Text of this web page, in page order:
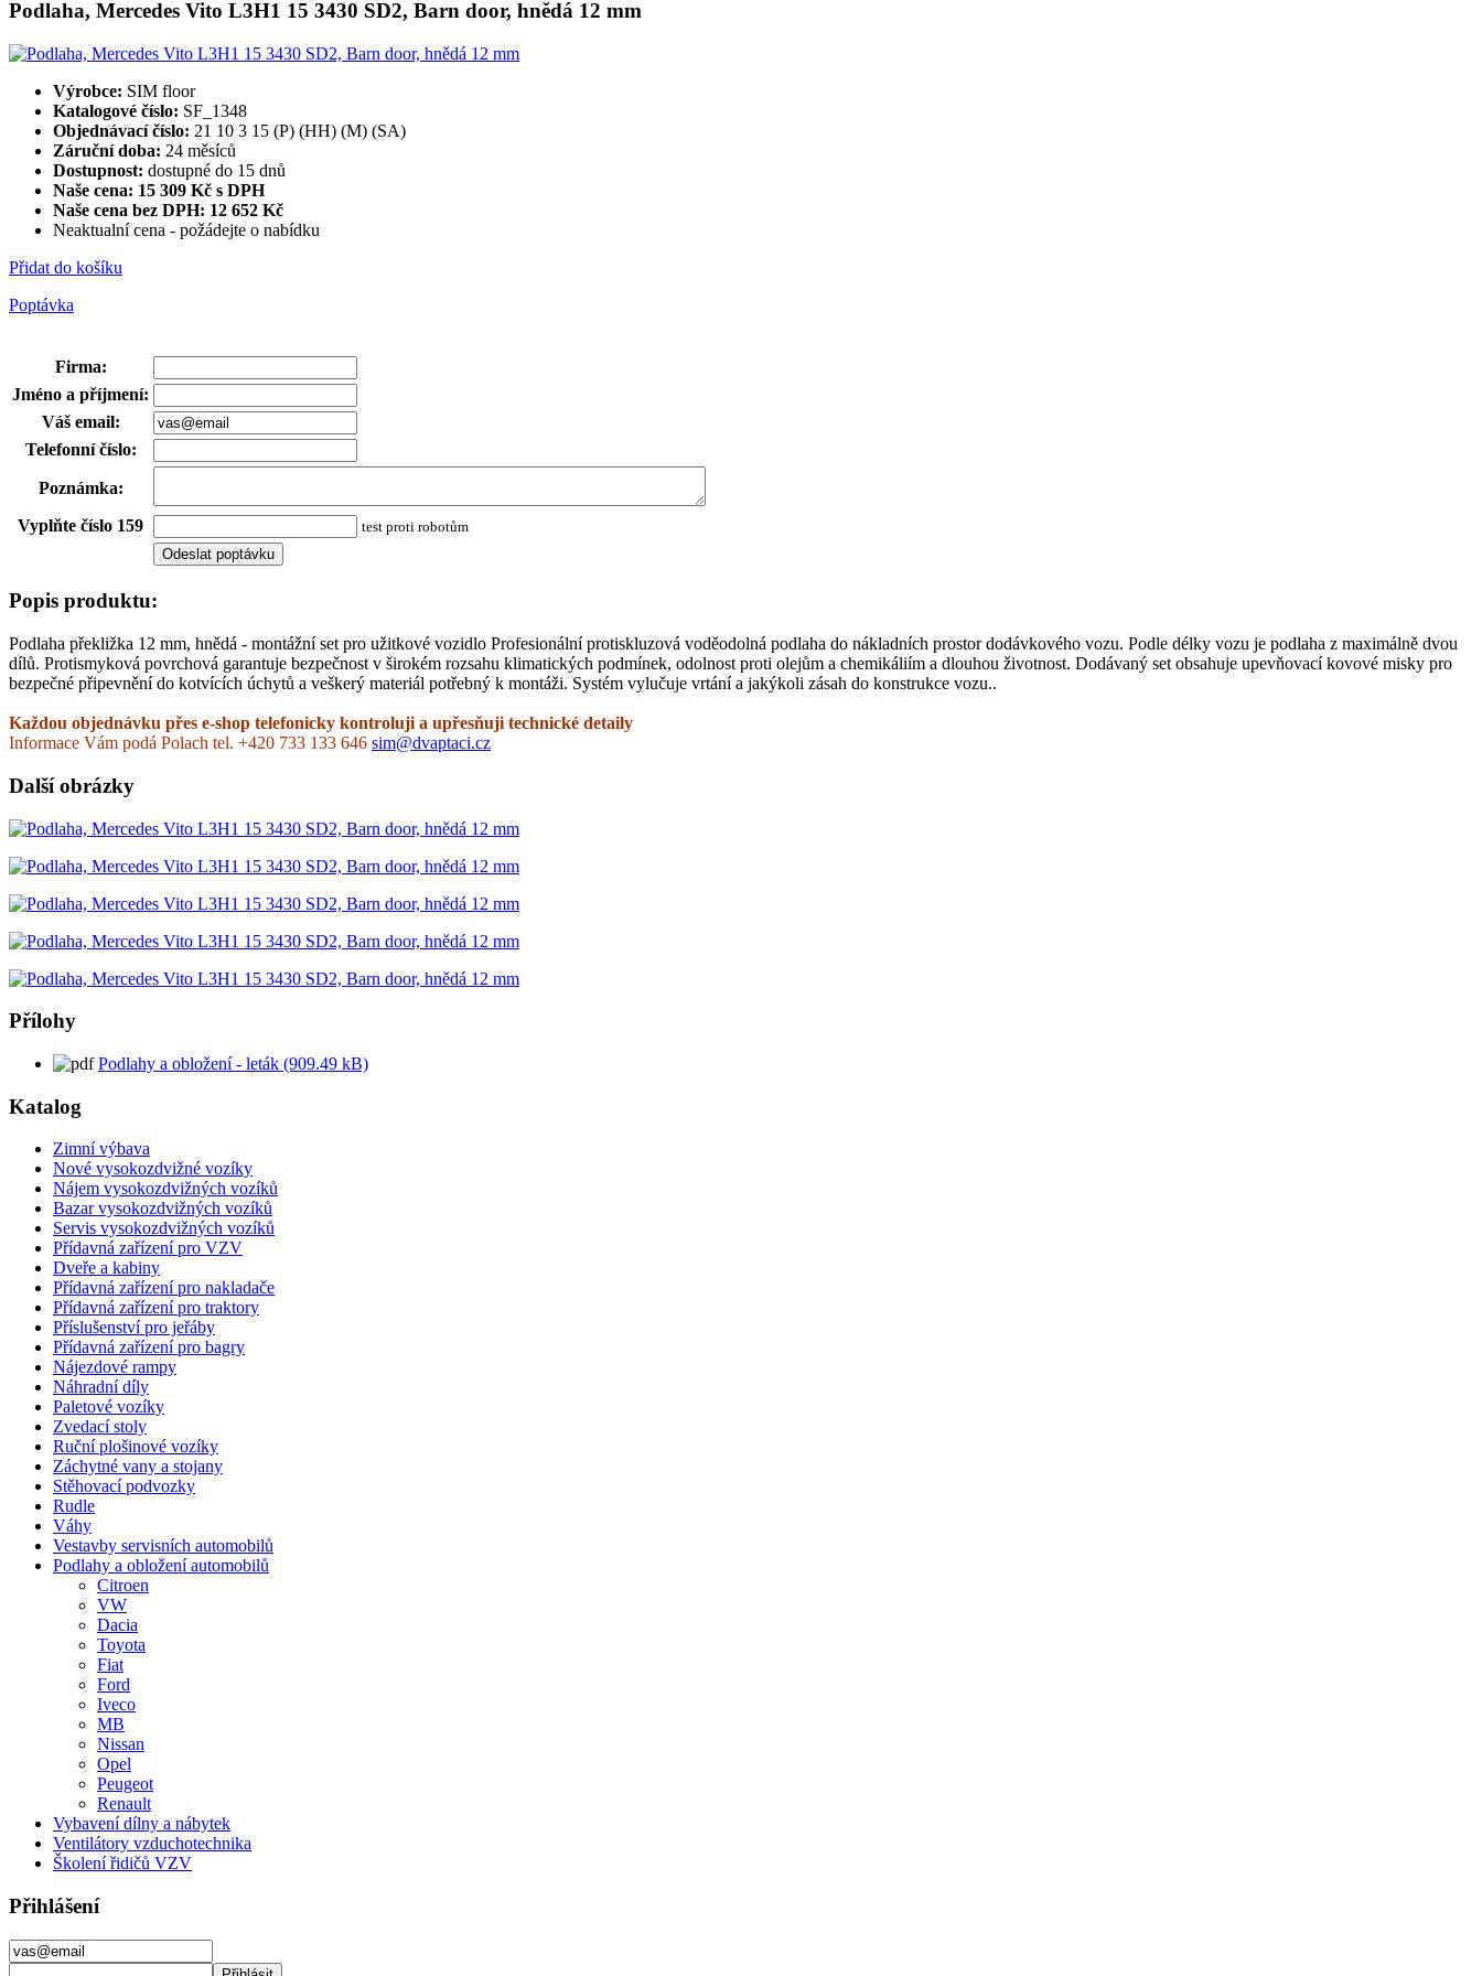
Podlaha, Mercedes Vito L3H1 15 3430 SD2, Barn door, hnědá 12 mm
Výrobce: SIM floor
Katalogové číslo: SF_1348
Objednávací číslo: 21 10 3 15 (P) (HH) (M) (SA)
Záruční doba: 24 měsíců
Dostupnost: dostupné do 15 dnů
Naše cena: 15 309 Kč s DPH
Naše cena bez DPH: 12 652 Kč
Neaktualní cena - požádejte o nabídku
Přidat do košíku
Poptávka
Firma:
Jméno a příjmení:
Váš email:
Telefonní číslo:
Poznámka:
Vyplňte číslo 159
test proti robotům
Popis produktu:
Podlaha překližka 12 mm, hnědá - montážní set pro užitkové vozidlo Profesionální protiskluzová voděodolná podlaha do nákladních prostor dodávkového vozu. Podle délky vozu je podlaha z maximálně dvou
dílů. Protismyková povrchová garantuje bezpečnost v širokém rozsahu klimatických podmínek, odolnost proti olejům a chemikáliím a dlouhou životnost. Dodávaný set obsahuje upevňovací kovové misky pro
bezpečné připevnění do kotvících úchytů a veškerý materiál potřebný k montáži. Systém vylučuje vrtání a jakýkoli zásah do konstrukce vozu..
Každou objednávku přes e-shop telefonicky kontroluji a upřesňuji technické detaily
Informace Vám podá Polach tel. +420 733 133 646 sim@dvaptaci.cz
Další obrázky
Přílohy
Podlahy a obložení - leták (909.49 kB)
Katalog
Zimní výbava
Nové vysokozdvižné vozíky
Nájem vysokozdvižných vozíků
Bazar vysokozdvižných vozíků
Servis vysokozdvižných vozíků
Přídavná zařízení pro VZV
Dveře a kabiny
Přídavná zařízení pro nakladače
Přídavná zařízení pro traktory
Příslušenství pro jeřáby
Přídavná zařízení pro bagry
Nájezdové rampy
Náhradní díly
Paletové vozíky
Zvedací stoly
Ruční plošinové vozíky
Záchytné vany a stojany
Stěhovací podvozky
Rudle
Váhy
Vestavby servisních automobilů
Podlahy a obložení automobilů
Citroen
VW
Dacia
Toyota
Fiat
Ford
Iveco
MB
Nissan
Opel
Peugeot
Renault
Vybavení dílny a nábytek
Ventilátory vzduchotechnika
Školení řidičů VZV
Přihlášení